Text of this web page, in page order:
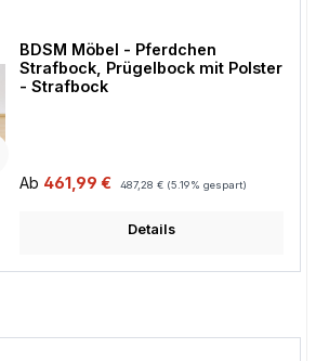
BDSM Möbel - Pferdchen
Strafbock, Prügelbock mit Polster
- Strafbock
Verkaufspreis:
Ab 461,99 € 487,28 € (5.19% gespart)
Details